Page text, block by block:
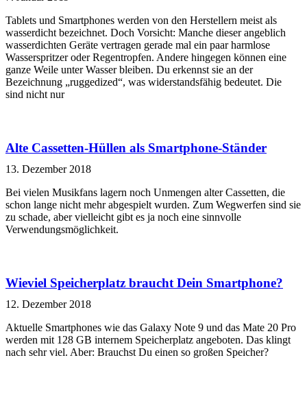
Tablets und Smartphones werden von den Herstellern meist als
wasserdicht bezeichnet. Doch Vorsicht: Manche dieser angeblich
wasserdichten Geräte vertragen gerade mal ein paar harmlose
Wasserspritzer oder Regentropfen. Andere hingegen können eine
ganze Weile unter Wasser bleiben. Du erkennst sie an der
Bezeichnung „ruggedized“, was widerstandsfähig bedeutet. Die
sind nicht nur
Alte Cassetten-Hüllen als Smartphone-Ständer
13. Dezember 2018
Bei vielen Musikfans lagern noch Unmengen alter Cassetten, die
schon lange nicht mehr abgespielt wurden. Zum Wegwerfen sind sie
zu schade, aber vielleicht gibt es ja noch eine sinnvolle
Verwendungsmöglichkeit.
Wieviel Speicherplatz braucht Dein Smartphone?
12. Dezember 2018
Aktuelle Smartphones wie das Galaxy Note 9 und das Mate 20 Pro
werden mit 128 GB internem Speicherplatz angeboten. Das klingt
nach sehr viel. Aber: Brauchst Du einen so großen Speicher?